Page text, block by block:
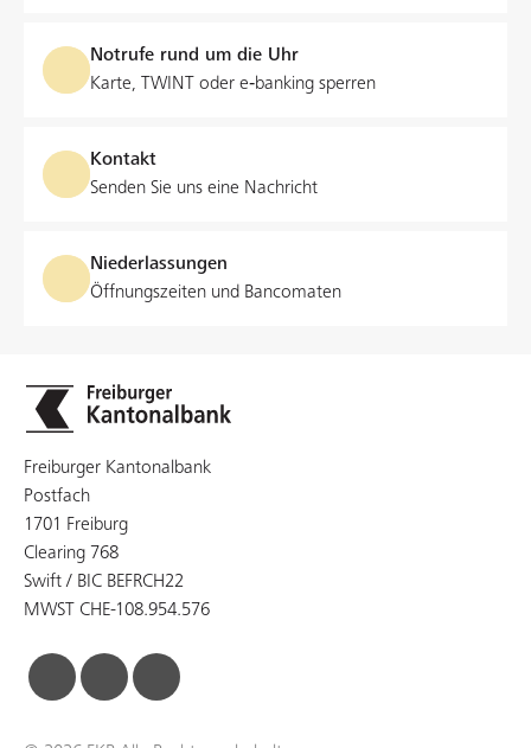
Notrufe rund um die Uhr
Karte, TWINT oder e‑banking sperren
Kontakt
Senden Sie uns eine Nachricht
Niederlassungen
Öffnungszeiten und Bancomaten
Freiburger Kantonalbank
Postfach
1701 Freiburg
Clearing 768
Swift / BIC BEFRCH22
MWST CHE-108.954.576